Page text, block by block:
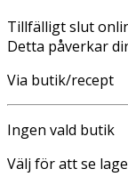
Tillfälligt slut
Detta påverkar
Via butik/recept
Ingen vald butik
Välj för att se